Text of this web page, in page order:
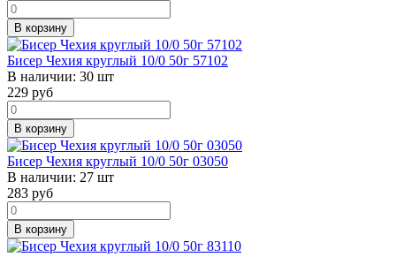
В корзину
Бисер Чехия круглый 10/0 50г 57102
В наличии: 30 шт
229 руб
В корзину
Бисер Чехия круглый 10/0 50г 03050
В наличии: 27 шт
283 руб
В корзину